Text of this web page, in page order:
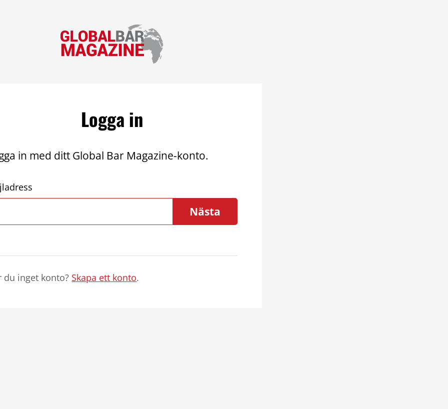
Logga in
in med ditt Global Bar Magazine-konto.
Nästa
du inget konto? Skapa ett konto.